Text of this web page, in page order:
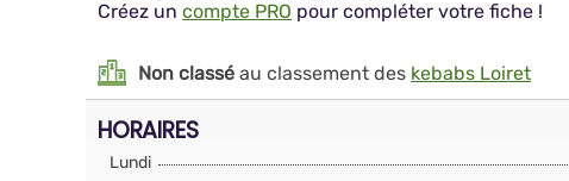
Créez un compte PRO pour compléter votre fiche !
Non classé au classement des kebabs Loiret
HORAIRES
Lundi